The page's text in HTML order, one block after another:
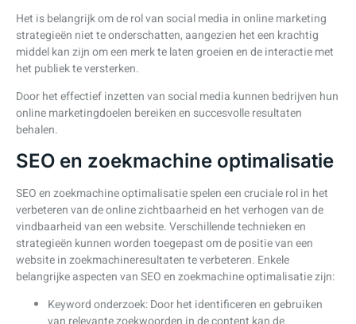
Het is belangrijk om de rol van social media in online marketing
strategieën niet te onderschatten, aangezien het een krachtig
middel kan zijn om een merk te laten groeien en de interactie met
het publiek te versterken.
Door het effectief inzetten van social media kunnen bedrijven hun
online marketingdoelen bereiken en succesvolle resultaten
behalen.
SEO en zoekmachine optimalisatie
SEO en zoekmachine optimalisatie spelen een cruciale rol in het
verbeteren van de online zichtbaarheid en het verhogen van de
vindbaarheid van een website. Verschillende technieken en
strategieën kunnen worden toegepast om de positie van een
website in zoekmachineresultaten te verbeteren. Enkele
belangrijke aspecten van SEO en zoekmachine optimalisatie zijn:
Keyword onderzoek: Door het identificeren en gebruiken